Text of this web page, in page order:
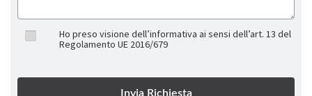
Ho preso visione dell’informativa ai sensi dell’art. 13 del
Regolamento UE 2016/679